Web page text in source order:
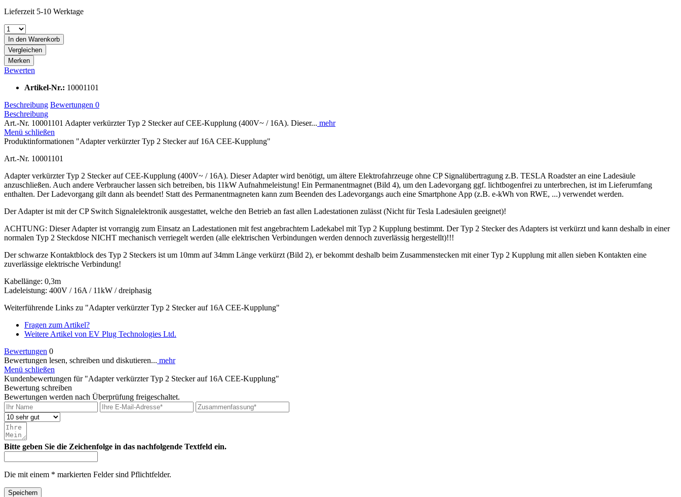
Lieferzeit 5-10 Werktage
In den Warenkorb
Vergleichen
Merken
Bewerten
Artikel-Nr.: 10001101
Beschreibung Bewertungen 0
Beschreibung
Art.-Nr. 10001101 Adapter verkürzter Typ 2 Stecker auf CEE-Kupplung (400V~ / 16A). Dieser... mehr
Menü schließen
Produktinformationen "Adapter verkürzter Typ 2 Stecker auf 16A CEE-Kupplung"
Art.-Nr. 10001101
Adapter verkürzter Typ 2 Stecker auf CEE-Kupplung (400V~ / 16A). Dieser Adapter wird benötigt, um ältere Elektrofahrzeuge ohne CP Signalübertragung z.B. TESLA Roadster an eine Ladesäule
anzuschließen. Auch andere Verbraucher lassen sich betreiben, bis 11kW Aufnahmeleistung! Ein Permanentmagnet (Bild 4), um den Ladevorgang ggf. lichtbogenfrei zu unterbrechen, ist im Lieferumfang
enthalten. Der Ladevorgang gilt dann als beendet! Statt des Permanentmagneten kann zum Beenden des Ladevorgangs auch eine Smartphone App (z.B. e-kWh von RWE, ...) verwendet werden.
Der Adapter ist mit der CP Switch Signalelektronik ausgestattet, welche den Betrieb an fast allen Ladestationen zulässt (Nicht für Tesla Ladesäulen geeignet)!
ACHTUNG: Dieser Adapter ist vorrangig zum Einsatz an Ladestationen mit fest angebrachtem Ladekabel mit Typ 2 Kupplung bestimmt. Der Typ 2 Stecker des Adapters ist verkürzt und kann deshalb in einer
normalen Typ 2 Steckdose NICHT mechanisch verriegelt werden (alle elektrischen Verbindungen werden dennoch zuverlässig hergestellt)!!!
Der schwarze Kontaktblock des Typ 2 Steckers ist um 10mm auf 34mm Länge verkürzt (Bild 2), er bekommt deshalb beim Zusammenstecken mit einer Typ 2 Kupplung mit allen sieben Kontakten eine
zuverlässige elektrische Verbindung!
Kabellänge: 0,3m
Ladeleistung: 400V / 16A / 11kW / dreiphasig
Weiterführende Links zu "Adapter verkürzter Typ 2 Stecker auf 16A CEE-Kupplung"
Fragen zum Artikel?
Weitere Artikel von EV Plug Technologies Ltd.
Bewertungen 0
Bewertungen lesen, schreiben und diskutieren... mehr
Menü schließen
Kundenbewertungen für "Adapter verkürzter Typ 2 Stecker auf 16A CEE-Kupplung"
Bewertung schreiben
Bewertungen werden nach Überprüfung freigeschaltet.
Bitte geben Sie die Zeichenfolge in das nachfolgende Textfeld ein.
Die mit einem * markierten Felder sind Pflichtfelder.
Speichern